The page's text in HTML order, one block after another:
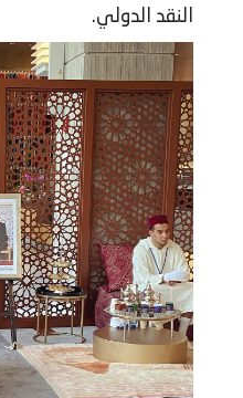
النقد الدولي.